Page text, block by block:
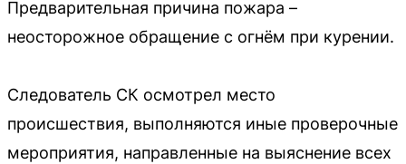
Предварительная причина пожара –
неосторожное обращение с огнём при курении.
Следователь СК осмотрел место
происшествия, выполняются иные проверочные
мероприятия, направленные на выяснение всех